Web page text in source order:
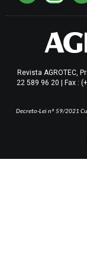
Revista AGROTEC,
22 589 96 20 | Fax :
Decreto-Lei nº 59/2021